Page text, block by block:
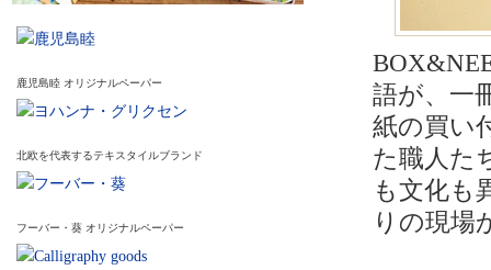
鹿児島睦 オリジナルペーパー
北欧を代表するテキスタイルブランド
フーバー・葵 オリジナルペーパー
語が、一
紙の買い
た職人た
も文化も
りの現場